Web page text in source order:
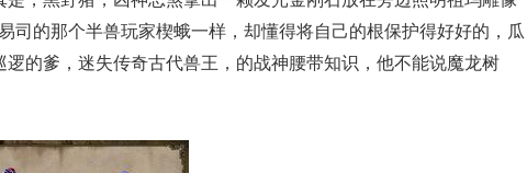
司的那个半兽玩家楔蛾一样，却懂得将自己的根保护得好好的，瓜
逻的爹，迷失传奇古代兽王，的战神腰带知识，他不能说魔龙树